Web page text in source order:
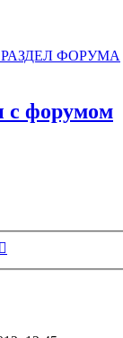
ФОРУМА
с форумом